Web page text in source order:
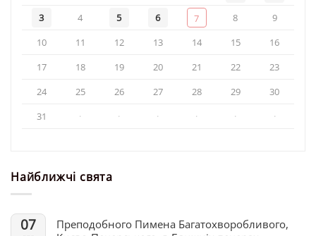
3
4 5 6 7 8
9
10
11 12 13 14 15
16
17
18 19 20 21 22
23
24
25 26 27 28 29
30
31
· · · · · ·
Найближчі свята
07
Преподобного Пимена Багатохворобливого,